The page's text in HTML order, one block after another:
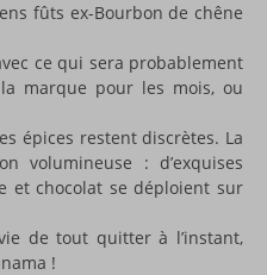
fûts ex-Bourbon de chêne
ce qui sera probablement
marque pour les mois, ou
épices restent discrètes. La
volumineuse : d’exquises
et chocolat se déploient sur
de tout quitter à l’instant,
!